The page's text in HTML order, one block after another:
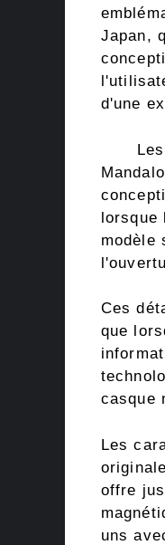
Japan,
d'une
lorsque
modèle
Ces
que
casque
Les
offre
uns